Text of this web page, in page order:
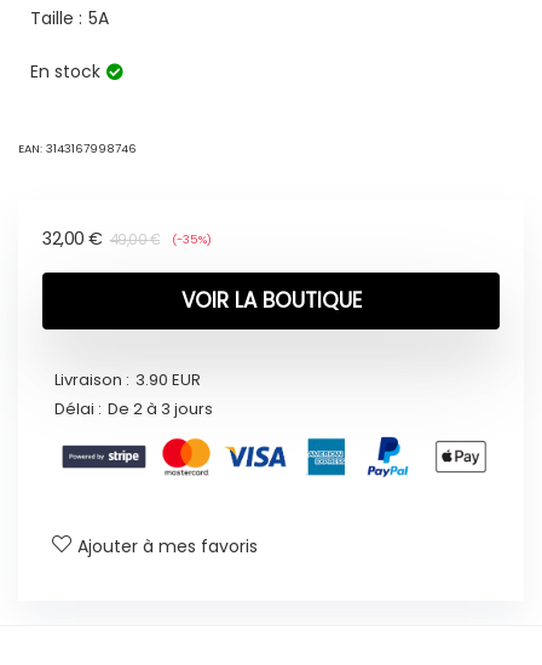
Taille : 5A
En stock
EAN: 3143167998746
49,00€
32,00 € (-35%)
VOIR LA BOUTIQUE
Livraison : 3.90 EUR
Délai : De 2 à 3 jours
Ajouter à mes favoris